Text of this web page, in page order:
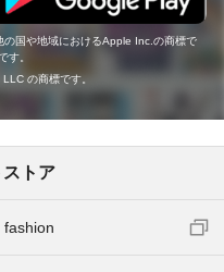
国や地域におけるApple Inc.の商標で
す。
の商標です。
トア
fashion